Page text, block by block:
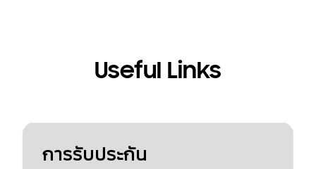
Useful Links
การรับประกัน